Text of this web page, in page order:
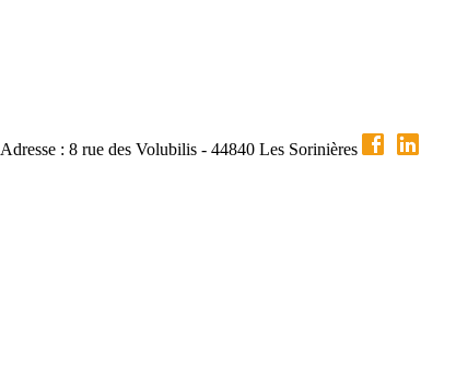
Adresse : 8 rue des Volubilis - 44840 Les Sorinières